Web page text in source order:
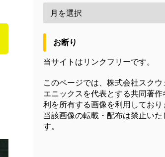
お断り
当サイトはリンクフリーです。
このページでは、株式会社スクウ
エニックスを代表とする共同著作
利を所有する画像を利用しており
当該画像の転載・配布は禁止いた
す。